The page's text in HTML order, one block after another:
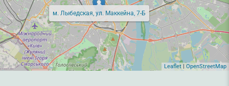
м. Лыбедская, ул. Маккейна, 7-Б
Leaflet OpenStreetMap